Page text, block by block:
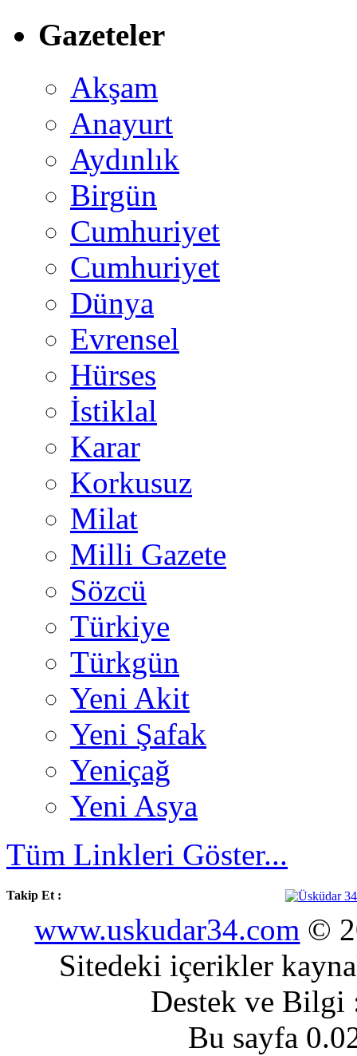
Gazeteler
Akşam
Anayurt
Aydınlık
Birgün
Cumhuriyet
Cumhuriyet
Dünya
Evrensel
Hürses
İstiklal
Karar
Korkusuz
Milat
Milli Gazete
Sözcü
Türkiye
Türkgün
Yeni Akit
Yeni Şafak
Yeniçağ
Yeni Asya
Tüm Linkleri Göster...
Takip Et :
www.uskudar34.com ©
Sitedeki içerikler
Destek ve
Bu sayfa